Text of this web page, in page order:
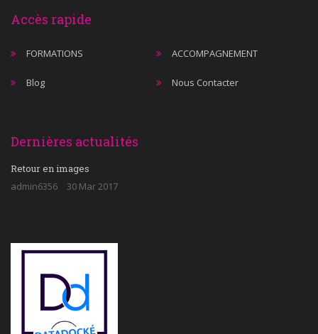
Accès rapide
FORMATIONS ACCOMPAGNEMENT
Blog Nous Contacter
Dernières actualités
Retour en images
admin6356
30 Mar 2017